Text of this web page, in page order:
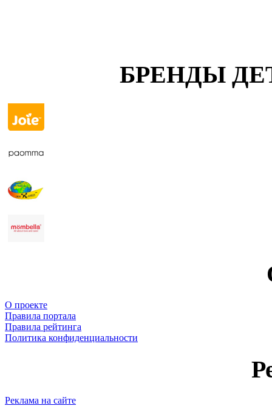
БРЕНДЫ
О проекте
Правила портала
Правила рейтинга
Политика конфиденциальности
Реклама на сайте